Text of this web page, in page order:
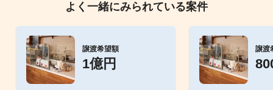
よく一緒にみられている案件
譲渡希望額
1億円
譲渡